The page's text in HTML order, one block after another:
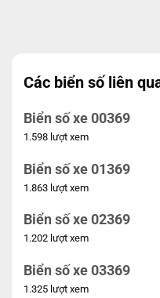
Các biển số liên
Biển số xe 00369
1.598 lượt xem
Biển số xe 01369
1.863 lượt xem
Biển số xe 02369
1.202 lượt xem
Biển số xe 03369
1.325 lượt xem